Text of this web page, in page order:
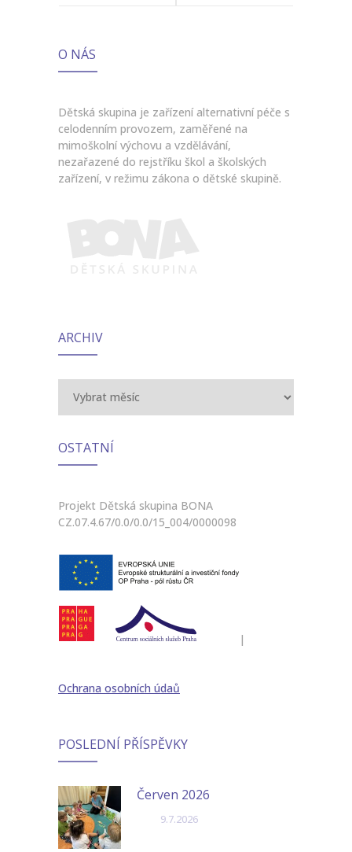
O NÁS
Dětská skupina je zařízení alternativní péče s
celodenním provozem, zaměřené na
mimoškolní výchovu a vzdělávání,
nezařazené do rejstříku škol a školských
zařízení, v režimu zákona o dětské skupině.
ARCHIV
OSTATNÍ
Projekt Dětská skupina BONA
CZ.07.4.67/0.0/0.0/15_004/0000098
|
Ochrana osobních údaů
POSLEDNÍ PŘÍSPĚVKY
Červen 2026
9.7.2026